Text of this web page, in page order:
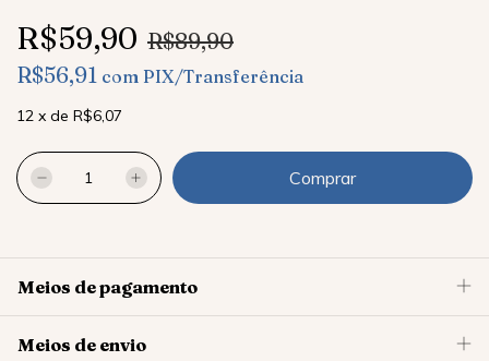
R$59,90 R$89,90
R$56,91 com PIX/Transferência
12 x de R$6,07
Meios de pagamento
Meios de envio